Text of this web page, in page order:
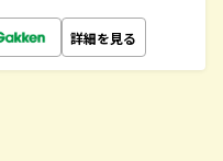
詳細を見る